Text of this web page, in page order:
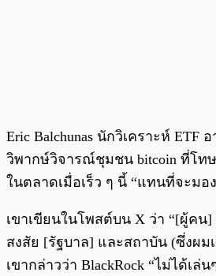
Eric Balchunas นักวิเคราะห์ ETF
วิพากษ์วิจารณ์ชุมชน bitcoin ที่โท
ในตลาดเมื่อเร็ว ๆ นี้ “แทนที่จะมอ
เขาเขียนในโพสต์บน X ว่า “[ผู้คน
สงสัย [รัฐบาล] และสถาบัน (ซึ่งผม
เขากล่าวว่า BlackRock “ไม่ได้เล่